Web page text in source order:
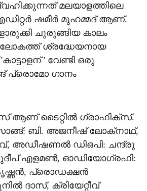
മലയാളത്തിലെ
ഷമീർ മുഹമ്മദ് ആണ്.
ചുരുങ്ങിയ കാലം
ശ്രദ്ധേയനായ
' വേണ്ടി ഒരു
പ്രൊമോ ഗാനം
ടൈറ്റിൽ ഗ്രാഫിക്സ്.
ബി. അജനീഷ് ലോക്‌നാഥ്,
അഡീഷണൽ ഡിഒപി: ചന്ദ്രു
എളമൺ, ഓഡിയോഗ്രഫി:
പ്രൊഡക്ഷൻ
ദാസ്, ക്രിയേറ്റീവ്